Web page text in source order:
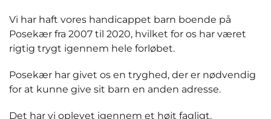
Vi har haft vores handicappet barn boende på
Posekær fra 2007 til 2020, hvilket for os har været
rigtig trygt igennem hele forløbet.
Posekær har givet os en tryghed, der er nødvendig
for at kunne give sit barn en anden adresse.
Det har vi oplevet igennem et højt fagligt,